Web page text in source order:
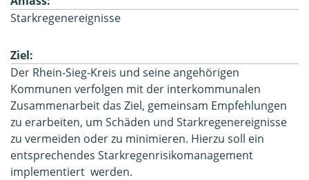
Starkregenereignisse
Ziel:
Der Rhein-Sieg-Kreis und seine angehörigen
Kommunen verfolgen mit der interkommunalen
Zusammenarbeit das Ziel, gemeinsam Empfehlungen
zu erarbeiten, um Schäden und Starkregenereignisse
zu vermeiden oder zu minimieren. Hierzu soll ein
entsprechendes Starkregenrisikomanagement
implementiert werden.